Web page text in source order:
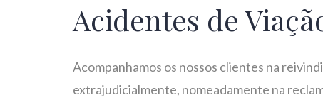
Acidentes de
Acompanhamos os nossos clientes na
extrajudicialmente, nomeadamente na